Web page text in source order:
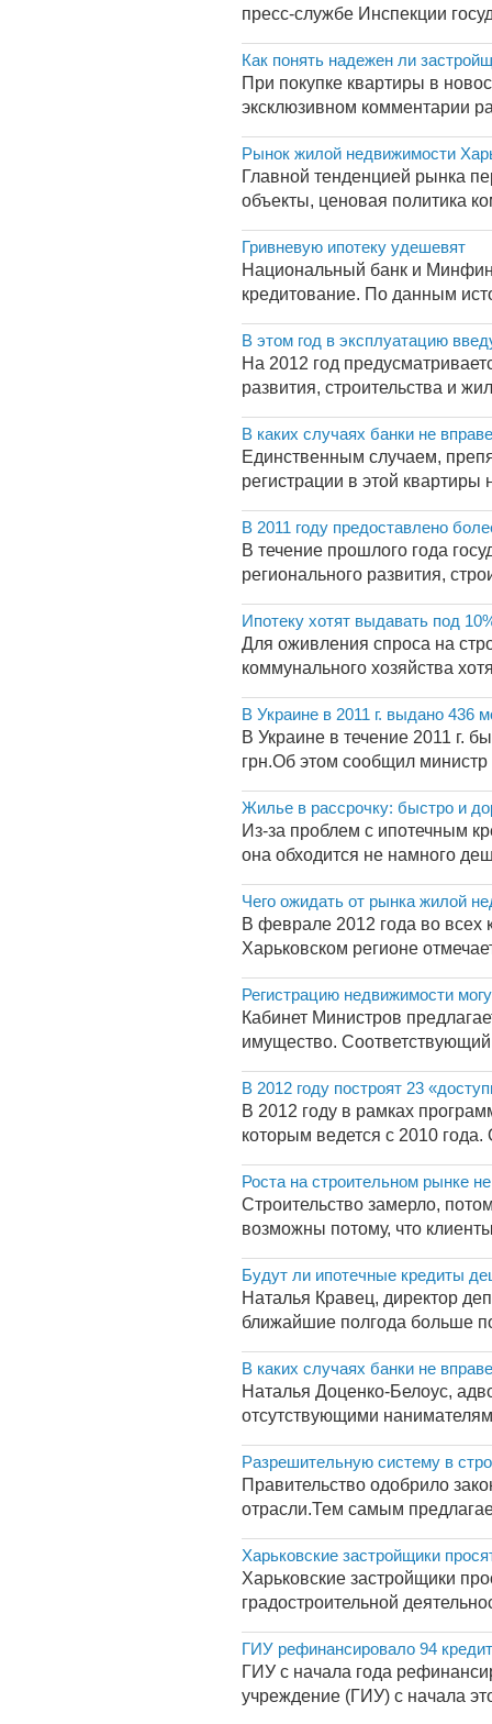
пресс-службе Инспекции
Как понять надежен ли
При покупке квартиры в
эксклюзивном комментарии
Рынок жилой недвижимости
Главной тенденцией рынка
объекты, ценовая политика
Гривневую ипотеку удешевят
Национальный банк и Минфин
кредитование. По данным
В этом год в эксплуатацию
На 2012 год
развития, строительства и
В каких случаях банки не
Единственным случаем,
регистрации в этой
В 2011 году предоставлено
В течение прошлого года
регионального развития,
Ипотеку хотят выдавать под
Для оживления спроса на
коммунального хозяйства
В Украине в 2011 г. выдано
В Украине в течение 2011 г.
грн.Об этом сообщил министр
Жилье в рассрочку: быстро и
Из-за проблем с ипотечным
она обходится не намного
Чего ожидать от рынка жилой
В феврале 2012 года во всех
Харьковском регионе
Регистрацию недвижимости
Кабинет Министров
имущество.
В 2012 году построят 23
В 2012 году в рамках
которым ведется с 2010
Роста на строительном рынке
Строительство замерло,
возможны потому, что
Будут ли ипотечные кредиты
Наталья Кравец, директор
ближайшие полгода больше
В каких случаях банки не
Наталья Доценко-Белоус,
отсутствующими
Разрешительную систему в
Правительство одобрило
отрасли.Тем самым
Харьковские застройщики
Харьковские застройщики
градостроительной
ГИУ рефинансировало 94
ГИУ с начала года
учреждение (ГИУ) с начала